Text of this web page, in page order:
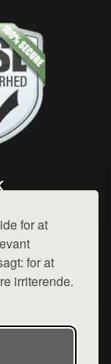
for at
for at
irriterende.
privatlivspolitik
række